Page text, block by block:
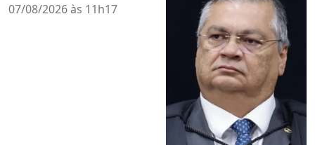
07/08/2026 às 11h17